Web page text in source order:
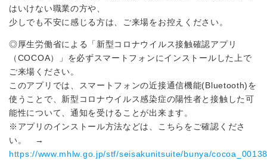
はいけない職業の方や、
少しでも不安に感じる方は、ご来場をお控えください。
◎厚生労働省による「新型コロナウイルス接触確認アプリ
（COCOA）」を必ずスマートフォンにインストールした上で
ご来場ください。
このアプリでは、スマートフォンの近接通信機能(Bluetooth)を
使うことで、新型コロナウイルス感染症の陽性者と接触した可
能性について、通知を受けることが出来ます。
※アプリのインストール方法などは、こちらをご確認くださ
い。 →
https://www.mhlw.go.jp/stf/seisakunitsuite/bunya/